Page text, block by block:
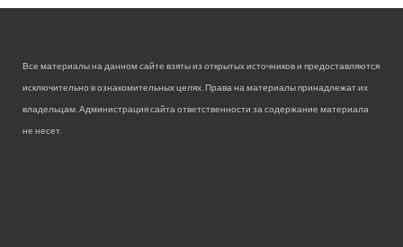
Все материалы на данном сайте взяты из открытых источников и предоставляются
исключительно в ознакомительных целях. Права на материалы принадлежат их
владельцам. Администрация сайта ответственности за содержание материала
не несет.